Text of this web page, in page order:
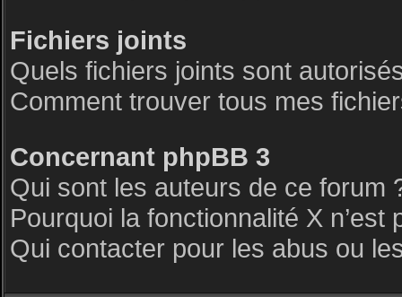
Fichiers joints
Quels fichiers joints sont
Comment trouver tous mes
Concernant phpBB 3
Qui sont les auteurs de ce forum
Pourquoi la fonctionnalité X n’est
Qui contacter pour les abus ou